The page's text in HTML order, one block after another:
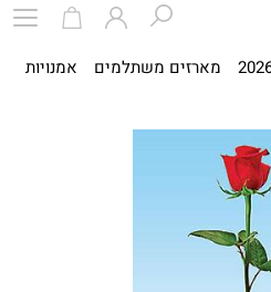
מארזים משתלמים אמנויות